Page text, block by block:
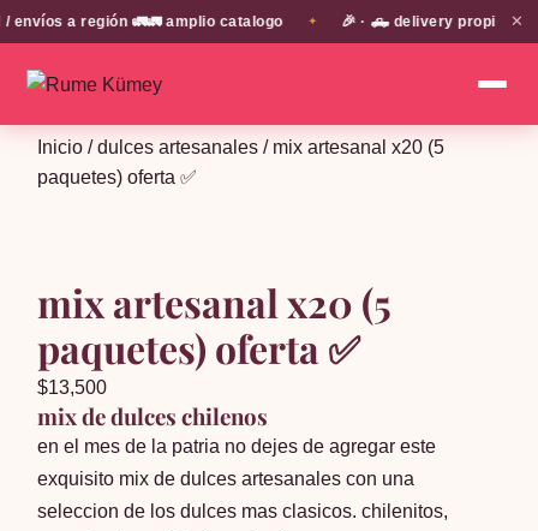
a región 🚛🚛 amplio catalogo 🎉 · 🛻 delivery propio en ✕
Inicio /dulces artesanales / mix artesanal x20 (5
paquetes) oferta ✅
mix artesanal x20 (5
paquetes) oferta ✅
$13,500
mix de dulces chilenos
en el mes de la patria no dejes de agregar este
exquisito mix de dulces artesanales con una
seleccion de los dulces mas clasicos. chilenitos,